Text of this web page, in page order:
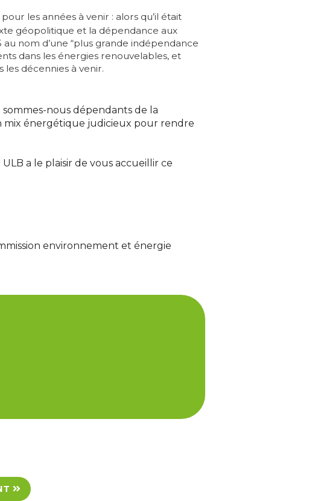
les années à venir : alors qu’il était
géopolitique et la dépendance aux
nom d’une “plus grande indépendance
dans les énergies renouvelables, et
décennies à venir.
sommes-nous dépendants de la
mix énergétique judicieux pour rendre
a le plaisir de vous accueillir ce
environnement et énergie